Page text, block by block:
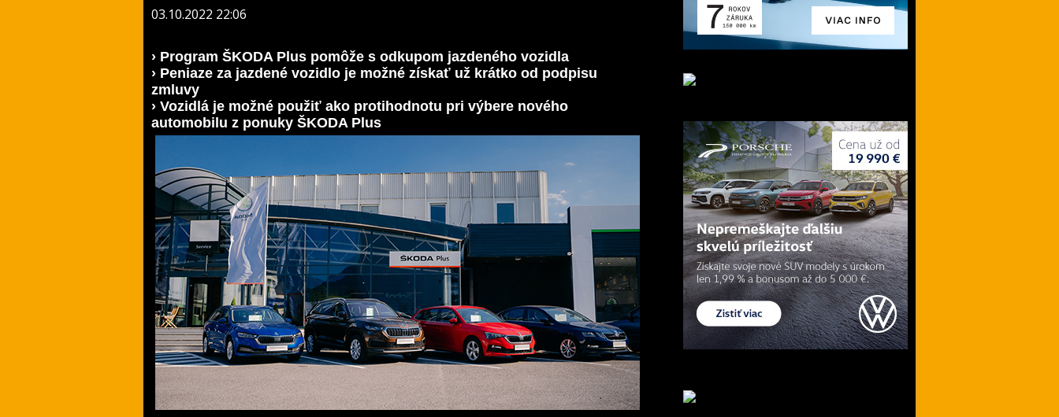
03.10.2022 22:06
› Program ŠKODA Plus pomôže s odkupom jazdeného vozidla
› Peniaze za jazdené vozidlo je možné získať už krátko od podpisu
zmluvy
› Vozidlá je možné použiť ako protihodnotu pri výbere nového
automobilu z ponuky ŠKODA Plus